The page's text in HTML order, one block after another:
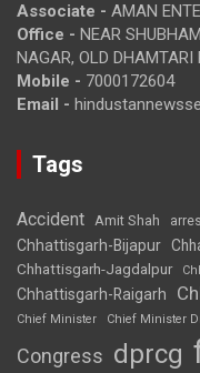
Associate - AMAN
Office - NEAR
NAGAR, OLD DHAMTARI
Mobile - 7000172604
Email -
Tags
Accident Amit Shah
Chhattisgarh-Bijapur
Chhattisgarh-Jagdalpur
Chhattisgarh-Raigarh
Chief Minister
Chief Minister
Congress dprcg